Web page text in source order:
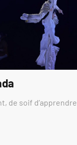
de soif d’apprendre